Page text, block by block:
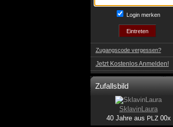
Login merken
Zugangscode vergessen?
Jetzt Kostenlos Anmelden!
Zufallsbild
SklavinLaura
40 Jahre aus PLZ00x